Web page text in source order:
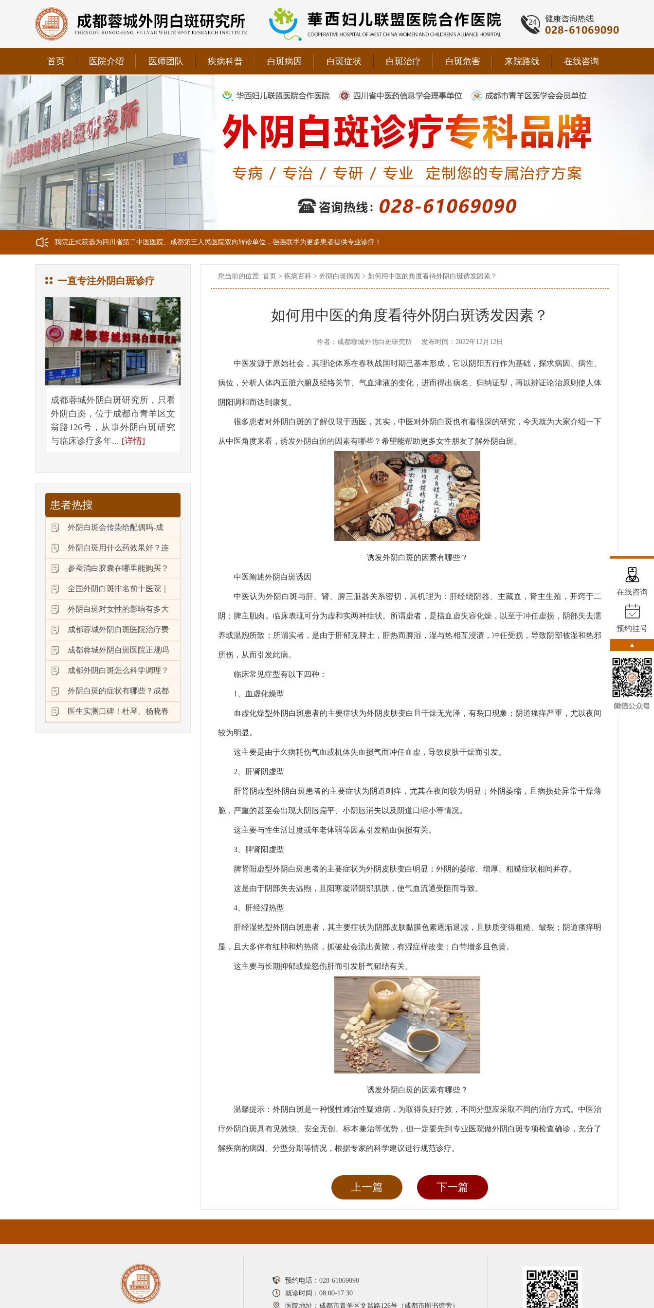
首页 医院介绍 医师团队 疾病科普 白斑病因 白斑症状 白斑治疗 白斑危害 来院路线 在线咨询
我院正式获选为四川省第二中医医院、成都第三人民医院双向转诊单位，强强联手为更多患者提供专业诊疗！
我院位于成都市青羊区文翁路126号，联系电话：028-61069090；警惕虚假广告，坚持正规医院就诊
我院现已成为四川省中医药信息学会理事单位、华西妇儿联盟合作医院！
我院正式获选为四川省第二中医医院、成都第三人民医院双向转诊单位，强强联手为更多患者提供专业诊疗！
我院位于成都市青羊区文翁路126号，联系电话：028-61069090；警惕虚假广告，坚持正规医院就诊
一直专注外阴白斑诊疗
成都蓉城外阴白斑研究所，只看
外阴白斑，位于成都市青羊区文
翁路126号，从事外阴白斑研究
与临床诊疗多年... [详情]
患者热搜
外阴白斑会传染给配偶吗-成
外阴白斑用什么药效果好？连
参蚕消白胶囊在哪里能购买？
全国外阴白斑排名前十医院｜
外阴白斑对女性的影响有多大
成都蓉城外阴白斑医院治疗费
成都蓉城外阴白斑医院正规吗
成都外阴白斑怎么科学调理？
外阴白斑的症状有哪些？成都
医生实测口碑！杜琴、杨晓春
您当前的位置: 首页 > 疾病百科 > 外阴白斑病因 > 如何用中医的角度看待外阴白斑诱发因素？
如何用中医的角度看待外阴白斑诱发因素？
作者：成都蓉城外阴白斑研究所 发布时间：2022年12月12日
中医发源于原始社会，其理论体系在春秋战国时期已基本形成，它以阴阳五行作为基础，探求病因、病性、
病位，分析人体内五脏六腑及经络关节、气血津液的变化，进而得出病名、归纳证型，再以辨证论治原则使人体
阴阳调和而达到康复。
很多患者对外阴白斑的了解仅限于西医，其实，中医对外阴白斑也有着很深的研究，今天就为大家介绍一下
从中医角度来看， 诱发外阴白斑的因素有哪些？ 希望能帮助更多女性朋友了解外阴白斑。
诱发外阴白斑的因素有哪些？
中医阐述外阴白斑诱因
中医认为外阴白斑与肝、肾、脾三脏器关系密切，其机理为：肝经绕阴器、主藏血，肾主生殖，开窍于二
阴；脾主肌肉。临床表现可分为虚和实两种症状。所谓虚者，是指血虚失容化燥，以至于冲任虚损，阴部失去濡
养或温煦所致；所谓实者，是由于肝郁克脾土，肝热而脾湿，湿与热相互浸渍，冲任受损，导致阴部被湿和热邪
所伤，从而引发此病。
临床常见症型有以下四种：
1、血虚化燥型
血虚化燥型外阴白斑患者的主要症状为外阴皮肤变白且干燥无光泽，有裂口现象；阴道瘙痒严重，尤以夜间
较为明显。
这主要是由于久病耗伤气血或机体失血损气而冲任血虚，导致皮肤干燥而引发。
2、肝肾阴虚型
肝肾阴虚型外阴白斑患者的主要症状为阴道刺痒，尤其在夜间较为明显；外阴萎缩，且病损处异常干燥薄
脆，严重的甚至会出现大阴唇扁平、小阴唇消失以及阴道口缩小等情况。
这主要与性生活过度或年老体弱等因素引发精血俱损有关。
3、脾肾阳虚型
脾肾阳虚型外阴白斑患者的主要症状为外阴皮肤变白明显；外阴的萎缩、增厚、粗糙症状相间并存。
这是由于阴部失去温煦，且阳寒凝滞阴部肌肤，使气血流通受阻而导致。
4、肝经湿热型
肝经湿热型外阴白斑患者，其主要症状为阴部皮肤黏膜色素逐渐退减，且肤质变得粗糙、皱裂；阴道瘙痒明
显，且大多伴有红肿和灼热痛，抓破处会流出黄脓，有湿症样改变；白带增多且色黄。
这主要与长期抑郁或燥怒伤肝而引发肝气郁结有关。
诱发外阴白斑的因素有哪些？
温馨提示：外阴白斑是一种慢性难治性疑难病，为取得良好疗效，不同分型应采取不同的治疗方式。中医治
疗外阴白斑具有见效快、安全无创、标本兼治等优势，但一定要先到专业医院做外阴白斑专项检查确诊，充分了
解疾病的病因、分型分期等情况，根据专家的科学建议进行规范诊疗。
上一篇 下一篇
预约电话： 028-61069090
就诊时间：08:00-17:30
医院地址：成都市青羊区文翁路126号（成都市图书馆旁）
在线咨询
预约挂号
▲